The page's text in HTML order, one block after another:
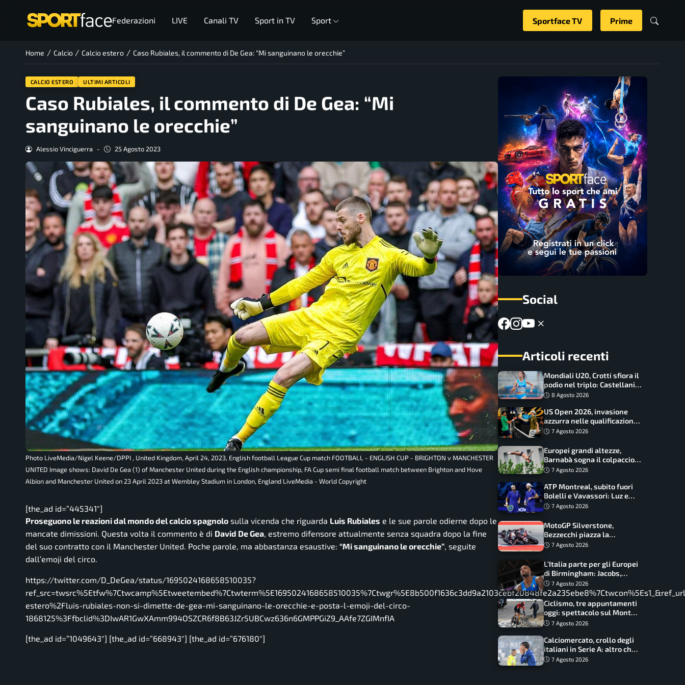
Federazioni LIVE Canali TV Sport in TV Sport Sportface TV Prime
Home / Calcio / Calcio estero / Caso Rubiales, il commento di De Gea: “Mi sanguinano le orecchie”
CALCIO ESTERO ULTIMI ARTICOLI
Caso Rubiales, il commento di De Gea: “Mi
sanguinano le orecchie”
Alessio Vinciguerra - 25 Agosto 2023
Photo LiveMedia/Nigel Keene/DPPI , United Kingdom, April 24, 2023, English football League Cup match FOOTBALL - ENGLISH CUP - BRIGHTON v MANCHESTER
UNITED Image shows: David De Gea (1) of Manchester United during the English championship, FA Cup semi final football match between Brighton and Hove
Albion and Manchester United on 23 April 2023 at Wembley Stadium in London, England LiveMedia - World Copyright
[the_ad id=”445341″]
Proseguono le reazioni dal mondo del calcio spagnolo sulla vicenda che riguarda Luis Rubiales e le sue parole odierne dopo le
mancate dimissioni. Questa volta il commento è di David De Gea, estremo difensore attualmente senza squadra dopo la fine
del suo contratto con il Manchester United. Poche parole, ma abbastanza esaustive: “Mi sanguinano le orecchie”, seguite
dall’emoji del circo.
https://twitter.com/D_DeGea/status/1695024168658510035?
estero%2Fluis-rubiales-non-si-dimette-de-gea-mi-sanguinano-le-orecchie-e-posta-l-emoji-del-circo-
1868125%3Ffbclid%3DIwAR1GwXAmm994OSZCR6f8B63JZr5UBCwz636n6GMPPGiZ9_AAfe7ZGIMnfIA
[the_ad id=”1049643″] [the_ad id=”668943″] [the_ad id=”676180″]
Social
Articoli recenti
Mondiali U20, Crotti sfiora il
podio nel triplo: Castellani
da record, Succo in finale
8 Agosto 2026
US Open 2026, invasione
azzurra nelle qualificazioni:
17 italiani a caccia del main
7 Agosto 2026
Europei grandi altezze,
Barnabà sogna il colpaccio:
è leader a metà gara, Baraldi
7 Agosto 2026
ATP Montreal, subito fuori
Bolelli e Vavassori: Luz e
Matos fermano gli azzurri
7 Agosto 2026
MotoGP Silverstone,
Bezzecchi piazza la
zampata: Aprilia domina,
7 Agosto 2026
L’Italia parte per gli Europei
di Birmingham: Jacobs,
Tamberi e Battocletti
guidano una spedizione
record
7 Agosto 2026
Ciclismo, tre appuntamenti
oggi: spettacolo sul Mont
Ventoux, orari e come
7 Agosto 2026
Calciomercato, crollo degli
italiani in Serie A: altro che
svolta dopo il Mondiale
7 Agosto 2026